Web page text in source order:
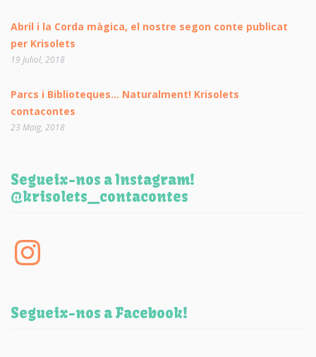
Abril i la Corda màgica, el nostre segon conte publicat
per Krisolets
19 Juliol, 2018
Parcs i Biblioteques… Naturalment! Krisolets
contacontes
23 Maig, 2018
Segueix-nos a Instagram!
@krisolets_contacontes
Instagram
Segueix-nos a Facebook!